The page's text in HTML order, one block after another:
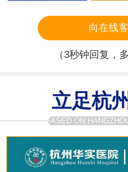
向在线
（3秒钟回复，
立足杭
BASED ON